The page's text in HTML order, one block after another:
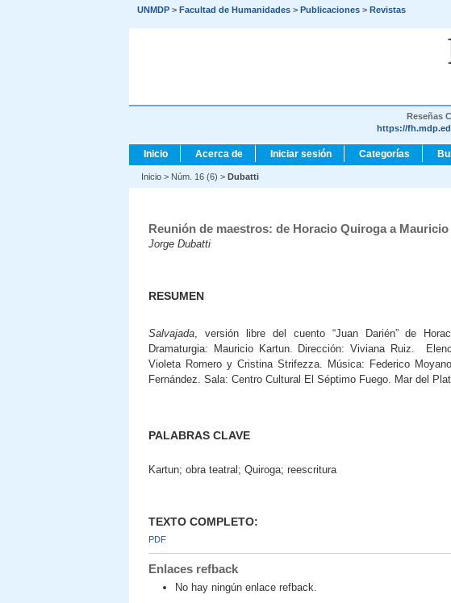
UNMDP > Facultad de Humanidades > Publicaciones > Revistas
Reseñas
https://
Inicio Acerca de Iniciar sesión Categorías
Inicio > Núm. 16 (6) > Dubatti
Reunión de maestros: de Horacio Quiroga a
Jorge Dubatti
RESUMEN
Salvajada, versión libre del cuento “Juan Darién” de
Dramaturgia: Mauricio Kartun. Dirección: Viviana Ruiz.
Violeta Romero y Cristina Strifezza. Música: Federico
Fernández. Sala: Centro Cultural El Séptimo Fuego. Mar del
PALABRAS CLAVE
Kartun; obra teatral; Quiroga; reescritura
TEXTO COMPLETO:
PDF
Enlaces refback
No hay ningún enlace refback.